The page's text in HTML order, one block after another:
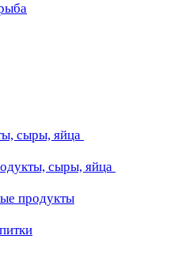
сыры, яйца
сыры, яйца
продукты